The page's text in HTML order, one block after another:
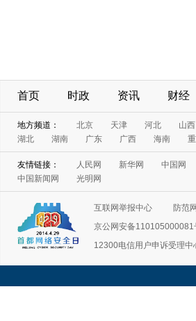
首页 时政 资讯 财经
地方频道： 北京 天津 河北
山西
湖北
湖南 广东 广西 海南
友情链接： 人民网 新华网
中国网
中国新闻网
光明网
互联网举报中心
防范
京公网安备110105000081
12300电信用户申诉受理中